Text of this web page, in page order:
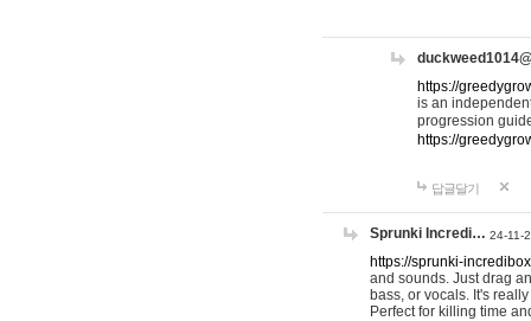
https://
is an
progression
https://
답글달기
Sprunki Incredi… 24-11-
https://sprunki-
and sounds. Just drag
bass, or vocals. It's
Perfect for killing time